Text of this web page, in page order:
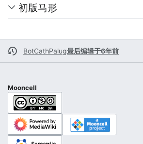
初版马形
BotCathPalug最后编辑于6年前
Mooncell